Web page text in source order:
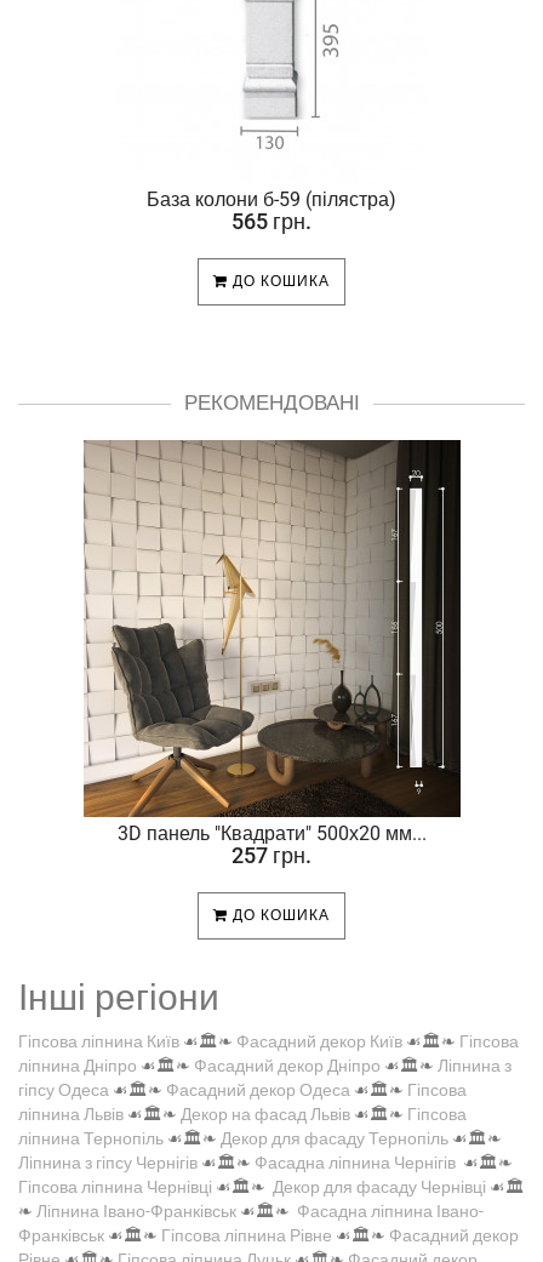
База колони б-59 (пілястра)
565 грн.
ДО КОШИКА
РЕКОМЕНДОВАНІ
3D панель "Квадрати" 500х20 мм...
257 грн.
ДО КОШИКА
Інші регіони
Гіпсова ліпнина Київ ☙🏛️❧ Фасадний декор Київ ☙🏛️❧ Гіпсова
ліпнина Дніпро ☙🏛️❧ Фасадний декор Дніпро ☙🏛️❧ Ліпнина з
гіпсу Одеса ☙🏛️❧ Фасадний декор Одеса ☙🏛️❧ Гіпсова
ліпнина Львів ☙🏛️❧ Декор на фасад Львів ☙🏛️❧ Гіпсова
ліпнина Тернопіль ☙🏛️❧ Декор для фасаду Тернопіль ☙🏛️❧
Ліпнина з гіпсу Чернігів ☙🏛️❧ Фасадна ліпнина Чернігів ☙🏛️❧
Гіпсова ліпнина Чернівці ☙🏛️❧ Декор для фасаду Чернівці ☙🏛️
❧ Ліпнина Івано-Франківськ ☙🏛️❧ Фасадна ліпнина Івано-
Франківськ ☙🏛️❧ Гіпсова ліпнина Рівне ☙🏛️❧ Фасадний декор